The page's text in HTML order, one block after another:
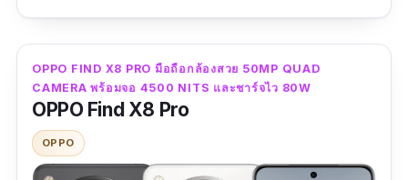
Pixel 9 Pro XL ใช้ Android 14 พร้อมฟีเจอร์
อัปเดตซอฟต์แวร์จาก Google โดยตรง เหมาะกับ
คนที่ต้องการมือถือกล้องคมชัด ใช้งานลื่น และได้
อัปเดตความปลอดภัยทันใจ
สเปคเด่น
remove_circleFuntouch OS มีลูกเล่นเยอะแต่ยังไม่คลีนเท่า Android แท้
Vivo X200 Pro คือโทรศัพท์กล้องสวยที่มาแรง
ที่สุดในปีนี้ ด้วยกล้องหลังหลัก 200MP Telephoto
เซ็นเซอร์ขนาดใหญ่ 1/1.4” ให้ภาพคมชัดเก็บราย
ละเอียดได้แบบมือโปร แม้ในที่แสงน้อยหรือซูม
ระยะไกล
OPPO FIND X8 PRO มือถือกล้องสวย 50MP QUAD
CAMERA พร้อมจอ 4500 NITS และชาร์จไว 80W
OPPO Find X8 Pro
OPPO